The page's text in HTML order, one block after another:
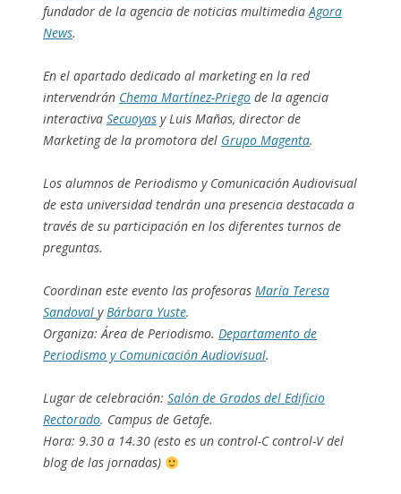
fundador de la agencia de noticias multimediaAgora
News.
En el apartado dedicado al marketing en la red
intervendrán Chema Martínez-Priego de la agencia
interactiva Secuoyas y Luis Mañas, director de
Marketing de la promotora del Grupo Magenta.
Los alumnos de Periodismo y Comunicación Audiovisual
de esta universidad tendrán una presencia destacada a
través de su participación en los diferentes turnos de
preguntas.
Coordinan este evento las profesoras María Teresa
Sandoval yBárbara Yuste.
Organiza: Área de Periodismo. Departamento de
Periodismo y Comunicación Audiovisual.
Lugar de celebración: Salón de Grados del Edificio
Rectorado. Campus de Getafe.
Hora: 9.30 a 14.30 (esto es un control-C control-V del
blog de las jornadas)